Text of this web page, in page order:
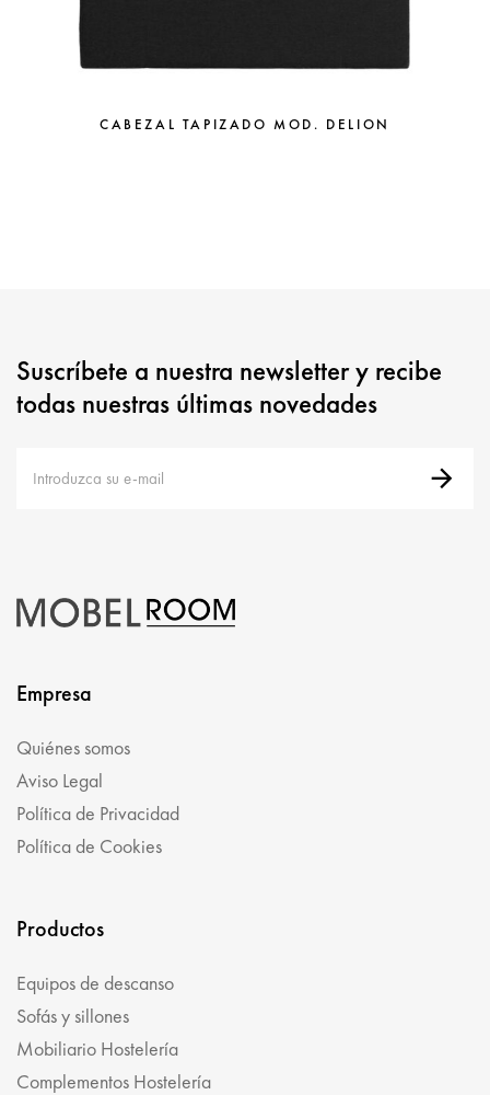
CABEZAL TAPIZADO MOD. DELION
Suscríbete a nuestra newsletter y recibe
todas nuestras últimas novedades
Empresa
Quiénes somos
Aviso Legal
Política de Privacidad
Política de Cookies
Productos
Equipos de descanso
Sofás y sillones
Mobiliario Hostelería
Complementos Hostelería